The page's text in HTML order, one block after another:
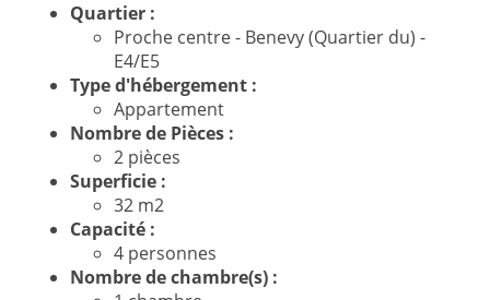
Quartier :
Proche centre - Benevy (Quartier du) -
E4/E5
Type d'hébergement :
Appartement
Nombre de Pièces :
2 pièces
Superficie :
32 m2
Capacité :
4 personnes
Nombre de chambre(s) :